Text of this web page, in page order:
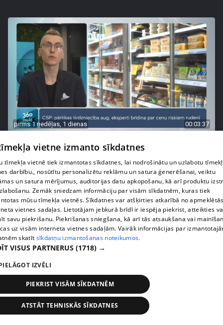
pirms 1 nedēļas, 1 dienas 00:03:37
tiešām samazina kopējo čeku?
408. epizode
Latvijā pirmajā Simulāciju centrā mediķi trenēsies
vietne izmanto sīkdatnes
tīmekļa vietnē tiek izmantotas sīkdatnes, lai nodrošinātu un uzlabotu
darbību., nosūtītu personalizētu reklāmu un satura ģenerēšanai, veiktu
un satura mērījumus, auditorijas datu apkopošanu, kā arī produktu
Zemāk sniedzam informāciju par visām sīkdatnēm, kuras tiek
mūsu tīmekļa vietnēs. Sīkdatnes var atšķirties atkarībā no
vietnes sadaļas. Lietotājam jebkurā brīdī ir iespēja piekrist, atteikties
savu piekrišanu. Piekrišanas sniegšana, kā arī tās atsaukšana vai
uz visām interneta vietnes sadaļām. Vairāk informācijas par
skatīt sīkdatņu izmantošanas noteikumos.
VISUS PARTNERUS (1718) →
IZVĒLI
PIEKRIST VISĀM SĪKDATNĒM
ATSTĀT TEHNISKĀS SĪKDATNES